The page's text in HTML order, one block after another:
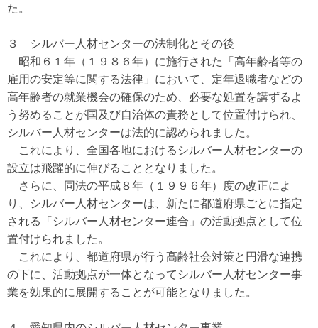
た。
３ シルバー人材センターの法制化とその後
昭和６１年（１９８６年）に施行された「高年齢者等の
雇用の安定等に関する法律」において、定年退職者などの
高年齢者の就業機会の確保のため、必要な処置を講ずるよ
う努めることが国及び自治体の責務として位置付けられ、
シルバー人材センターは法的に認められました。
これにより、全国各地におけるシルバー人材センターの
設立は飛躍的に伸びることとなりました。
さらに、同法の平成８年（１９９６年）度の改正によ
り、シルバー人材センターは、新たに都道府県ごとに指定
される「シルバー人材センター連合」の活動拠点として位
置付けられました。
これにより、都道府県が行う高齢社会対策と円滑な連携
の下に、活動拠点が一体となってシルバー人材センター事
業を効果的に展開することが可能となりました。